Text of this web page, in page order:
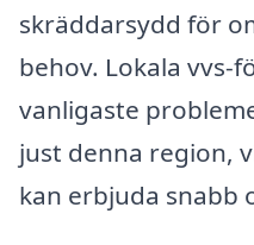
skräddarsydd för
behov. Lokala vvs-
vanligaste
just denna region,
kan erbjuda snabb